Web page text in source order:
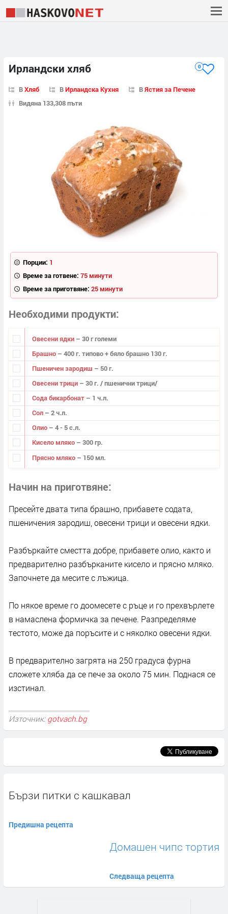
Ирландски хляб 0
ВХляб ВИрландска Кухня ВЯстия за Печене
Видяна 133,308 пъти
Порции: 1
Време за готвене: 75 минути
Време за приготвяне: 25 минути
Необходими продукти
Овесени ядки – 30 г големи
Брашно – 400 г. типово + бяло брашно 130 г.
Пшеничен зародиш – 50 г.
Овесени трици – 30 г. / пшенични трици/
Сода бикарбонат – 1 ч.л.
Сол – 2 ч.л.
Олио – 4 - 5 с.л.
Кисело мляко – 300 гр.
Прясно мляко – 150 мл.
Начин на приготвяне
Пресейте двата типа брашно, прибавете содата,
пшеничения зародиш, овесени трици и овесени ядки.
Разбъркайте сместта добре, прибавете олио, както и
предварително разбърканите кисело и прясно мляко.
Започнете да месите с лъжица.
По някое време го доомесете с ръце и го прехвърлете
в намаслена формичка за печене. Разпределяме
тестото, може да поръсите и с няколко овесени ядки.
В предварително загрята на 250 градуса фурна
сложете хляба да се пече за около 75 мин. Поднася се
изстинал.
Източник: gotvach.bg
Бързи питки с кашкавал
Предишна рецепта
Домашен чипс тортия
Следваща рецепта